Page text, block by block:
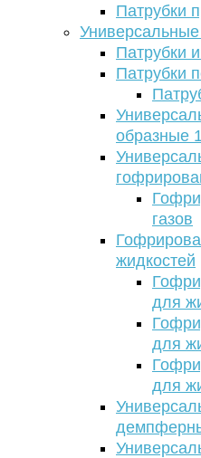
Патрубки
Универсальные
Патрубки
Патрубки
образные
газов
жидкостей
для
для
для